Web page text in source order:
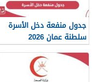
جدول منفعة دخل الأسرة
سلطنة عمان 2026